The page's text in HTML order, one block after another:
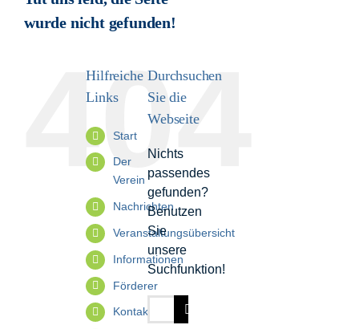
Informationen
wurde nicht gefunden!
404
Hilfreiche
Links
Start
Der
Verein
Nachrichten
Veranstaltungsübersicht
Informationen
Förderer
Kontakt
Durchsuchen
Sie die
Webseite
Nichts
passendes
gefunden?
Benutzen
Sie
unsere
Suchfunktion!
nach: